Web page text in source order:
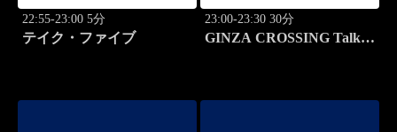
22:55-23:00 5分
テイク・ファイブ
23:00-23:30 30分
GINZA CROSSING Talk